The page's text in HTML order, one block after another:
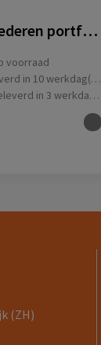
Gerecycled lederen portfolio A4
voorraad
in 10 werkdag(en)
in 3 werkdag(en)
(ZH)